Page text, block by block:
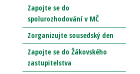
Zapojte se do
spolurozhodování v MČ
Zorganizujte sousedský den
Zapojte se do Žákovského
zastupitelstva